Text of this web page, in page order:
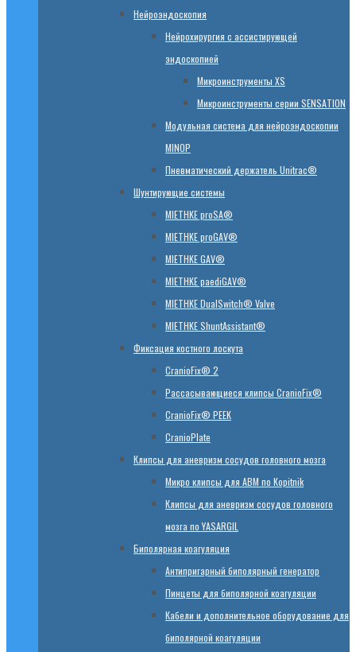
Нейроэндоскопия
Нейрохирургия с ассистирующей
эндоскопией
Микроинструменты XS
Микроинструменты серии SENSATION
Модульная система для нейроэндоскопии
MINOP
Пневматический держатель Unitrac®
Шунтирующие системы
MIETHKE proSA®
MIETHKE proGAV®
MIETHKE GAV®
MIETHKE paediGAV®
MIETHKE DualSwitch® Valve
MIETHKE ShuntAssistant®
Фиксация костного лоскута
CranioFix® 2
Рассасывающиеся клипсы CranioFix®
CranioFix® PEEK
CranioPlate
Клипсы для аневризм сосудов головного мозга
Микро клипсы для АВМ по Kopitnik
Клипсы для аневризм сосудов головного
мозга по YASARGIL
Биполярная коагуляция
Антипригарный биполярный генератор
Пинцеты для биполярной коагуляции
Кабели и дополнительное оборудование для
биполярной коагуляции